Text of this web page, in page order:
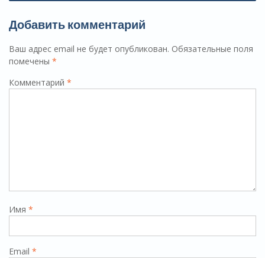
Добавить комментарий
Ваш адрес email не будет опубликован. Обязательные поля
помечены *
Комментарий *
Имя *
Email *